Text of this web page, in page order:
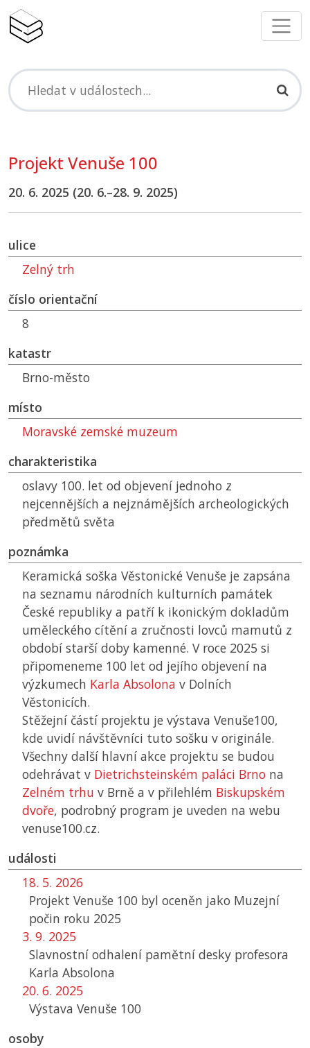
Projekt Venuše 100
20. 6. 2025 (20. 6.–28. 9. 2025)
ulice
Zelný trh
číslo orientační
8
katastr
Brno-město
místo
Moravské zemské muzeum
charakteristika
oslavy 100. let od objevení jednoho z
nejcennějších a nejznámějších archeologických
předmětů světa
poznámka
Keramická soška Věstonické Venuše je zapsána
na seznamu národních kulturních památek
České republiky a patří k ikonickým dokladům
uměleckého cítění a zručnosti lovců mamutů z
období starší doby kamenné. V roce 2025 si
připomeneme 100 let od jejího objevení na
výzkumech Karla Absolona v Dolních
Věstonicích.
Stěžejní částí projektu je výstava Venuše100,
kde uvidí návštěvníci tuto sošku v originále.
Všechny další hlavní akce projektu se budou
odehrávat v Dietrichsteinském paláci Brno na
Zelném trhu v Brně a v přilehlém Biskupském
dvoře, podrobný program je uveden na webu
venuse100.cz.
události
18. 5. 2026
Projekt Venuše 100 byl oceněn jako Muzejní
počin roku 2025
3. 9. 2025
Slavnostní odhalení pamětní desky profesora
Karla Absolona
20. 6. 2025
Výstava Venuše 100
osoby